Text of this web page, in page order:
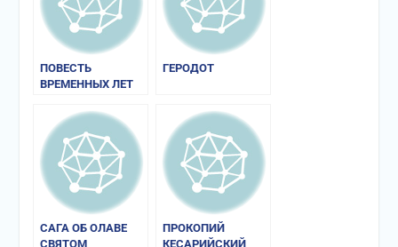
ПОВЕСТЬ
ВРЕМЕННЫХ ЛЕТ
ГЕРОДОТ
САГА ОБ ОЛАВЕ
СВЯТОМ
ПРОКОПИЙ
КЕСАРИЙСКИЙ